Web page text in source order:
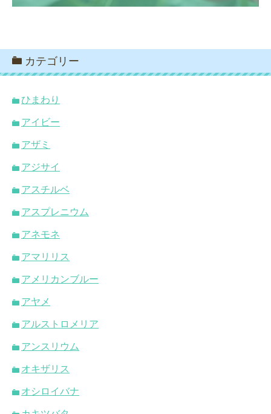
カテゴリー
ひまわり
アイビー
アザミ
アジサイ
アスチルベ
アスプレニウム
アネモネ
アマリリス
アメリカンブルー
アヤメ
アルストロメリア
アンスリウム
オキザリス
オシロイバナ